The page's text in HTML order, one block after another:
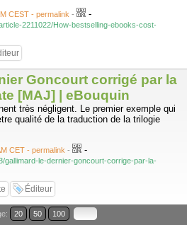
CEST - permalink - -
2211022/How-bestselling-ebooks-cost-
Goncourt corrigé par la
[MAJ] | eBouquin
très négligent. Le premier exemple qui
qualité de la traduction de la trilogie
CET - permalink - -
gallimard-le-dernier-goncourt-corrige-par-la-
Éditeur
20 50 100